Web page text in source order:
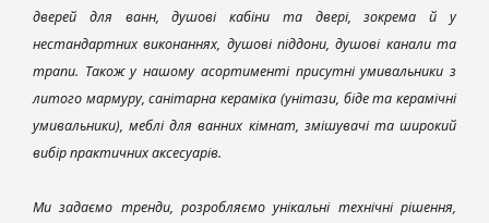
дверей для ванн, душові кабіни та двері, зокрема й у
нестандартних виконаннях, душові піддони, душові канали та
трапи. Також у нашому асортименті присутні умивальники з
литого мармуру, санітарна кераміка (унітази, біде та керамічні
умивальники), меблі для ванних кімнат, змішувачі та широкий
вибір практичних аксесуарів.
Ми задаємо тренди, розробляємо унікальні технічні рішення,